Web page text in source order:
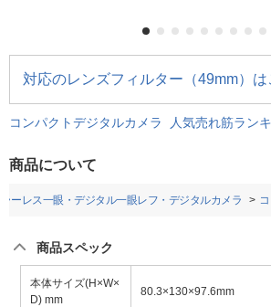
対応のレンズフィルター（49mm）は
コンパクトデジタルカメラ 人気売れ筋ラン
商品について
ーレス一眼・デジタル一眼レフ・デジタルカメラ
商品スペック
本体サイズ(H×W×
D) mm
80.3×130×97.6mm